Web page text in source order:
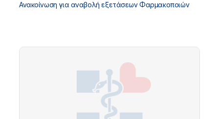
Ανακοίνωση για αναβολή εξετάσεων Φαρμακοποιών